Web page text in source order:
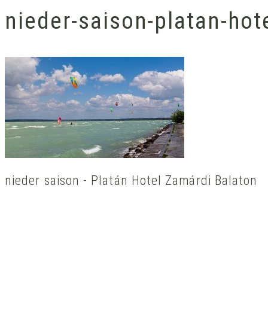
nieder-saison-platan-
nieder saison - Platán Hotel Zamárdi Balaton